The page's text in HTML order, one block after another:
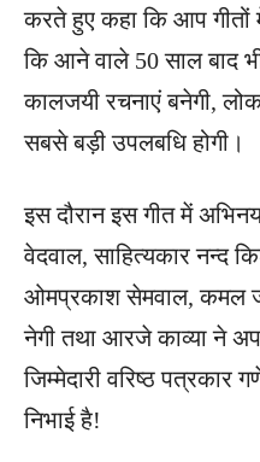
करते हुए कहा कि आप गीतों
कि आने वाले 50 साल बाद
कालजयी रचनाएं बनेगी,
सबसे बड़ी उपलबधि होगी।
इस दौरान इस गीत में
वेदवाल, साहित्यकार नन्द
ओमप्रकाश सेमवाल, कमल
नेगी तथा आरजे काव्या ने
जिम्मेदारी वरिष्ठ
निभाई है!